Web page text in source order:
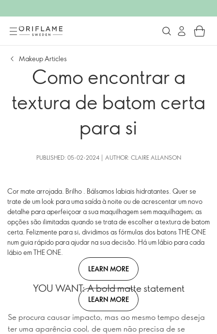
Makeup Articles
Como encontrar a
textura de batom certa
para si
PUBLISHED: 05-02-2024 | AUTHOR: CLAIRE ALLANSON
Cor mate arrojada. Brilho . Bálsamos labiais hidratantes. Quer se
trate de um look para uma saída à noite ou de acrescentar um novo
detalhe para aperfeiçoar a sua maquilhagem sem maquilhagem; as
opções são ilimitadas quando se trata de escolher a textura de batom
certa. Felizmente para si, dividimos as fórmulas dos batons THE ONE
num guia rápido para ajudar na sua decisão. Há um lábio para cada
lábio em THE ONE.
LEARN MORE
YOU WANT: A bold matte statement
LEARN MORE
Se procura causar impacto, mas ao mesmo tempo deseja
ter uma aparência cool, de quem não precisa de se